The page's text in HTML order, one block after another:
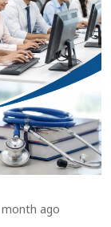
month ago